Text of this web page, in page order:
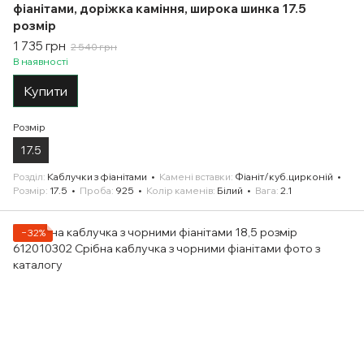
фіанітами, доріжка каміння, широка шинка 17.5
розмір
1 735 грн 2 540 грн
В наявності
Купити
Розмір
17.5
Розділ Каблучки з фіанітами Камені вставки Фіаніт/куб.цирконій
Розмір 17.5 Проба 925 Колір каменів Білий Вага 2.1
−32%